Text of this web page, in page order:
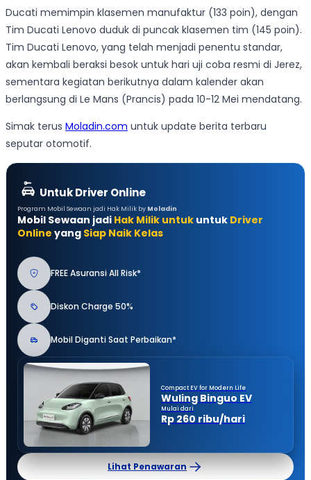
Ducati memimpin klasemen manufaktur (133 poin), dengan
Tim Ducati Lenovo duduk di puncak klasemen tim (145 poin).
Tim Ducati Lenovo, yang telah menjadi penentu standar,
akan kembali beraksi besok untuk hari uji coba resmi di Jerez,
sementara kegiatan berikutnya dalam kalender akan
berlangsung di Le Mans (Prancis) pada 10-12 Mei mendatang.
Simak terus Moladin.com untuk update berita terbaru
seputar otomotif.
Untuk Driver Online
Program Mobil Sewaan jadi Hak Milik by Moladin
Mobil Sewaan jadi Hak Milik untuk untuk Driver
Online yang Siap Naik Kelas
FREE Asuransi All Risk*
Diskon Charge 50%
Mobil Diganti Saat Perbaikan*
Compact EV for Modern Life
Wuling Binguo EV
Mulai dari
Rp 260 ribu/hari
Lihat Penawaran